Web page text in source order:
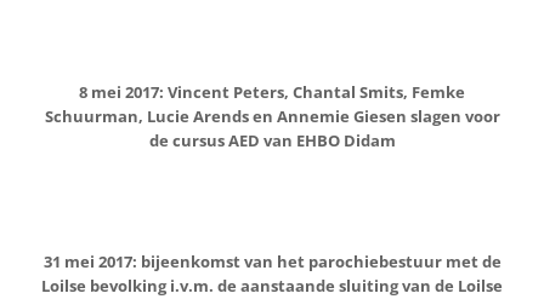
8 mei 2017: Vincent Peters, Chantal Smits, Femke
Schuurman, Lucie Arends en Annemie Giesen slagen voor
de cursus AED van EHBO Didam
31 mei 2017: bijeenkomst van het parochiebestuur met de
Loilse bevolking i.v.m. de aanstaande sluiting van de Loilse